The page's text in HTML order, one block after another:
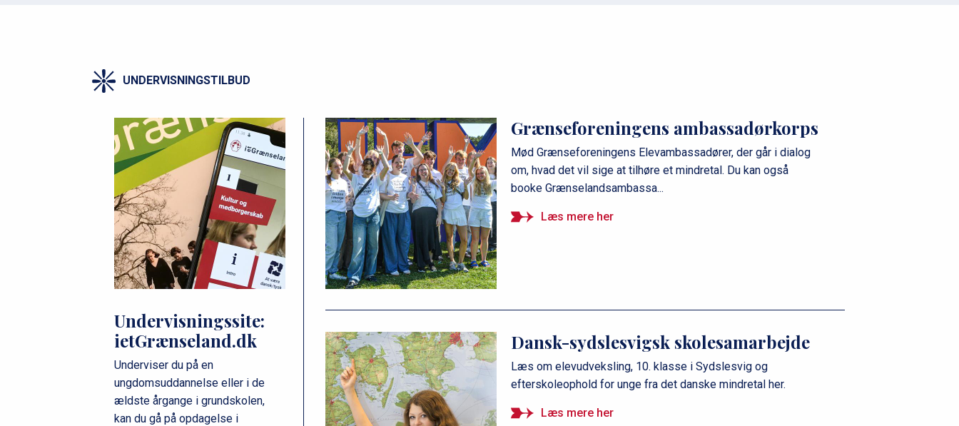
UNDERVISNINGSTILBUD
Undervisningssite:
ietGrænseland.dk
Underviser du på en
ungdomsuddannelse eller i de
ældste årgange i grundskolen,
kan du gå på opdagelse i
Grænseforeningens ambassadørkorps
Mød Grænseforeningens Elevambassadører, der går i dialog
om, hvad det vil sige at tilhøre et mindretal. Du kan også
booke Grænselandsambassa...
Læs mere her
Dansk-sydslesvigsk skolesamarbejde
Læs om elevudveksling, 10. klasse i Sydslesvig og
efterskoleophold for unge fra det danske mindretal her.
Læs mere her